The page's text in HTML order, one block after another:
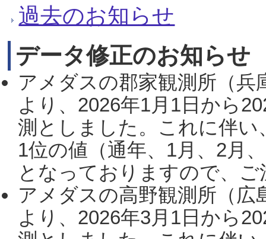
過去のお知らせ
データ修正のお知らせ
アメダスの郡家観測所（
より、2026年1月1日から
測としました。これに伴い
1位の値（通年、1月、2月
となっておりますので、
アメダスの高野観測所（
より、2026年3月1日から